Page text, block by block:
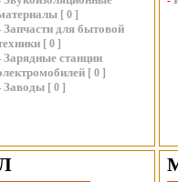
[ 0 ]
Запчасти для бытовой
[ 0 ]
Зарядные станции
[ 0 ]
Заводы [ 0 ]